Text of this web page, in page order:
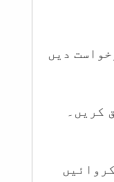
دیں
کریں۔